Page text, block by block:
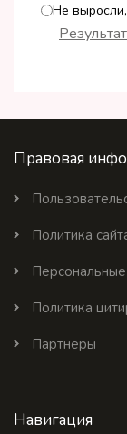
Не
Правовая
Политика
Политика
Партнеры
Навигация